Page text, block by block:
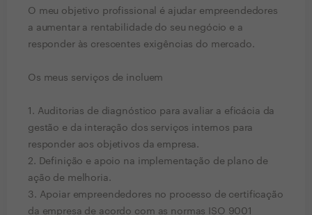
O meu objetivo profissional é ajudar empreendedores
a aumentar a rentabilidade do seu negócio e a
responder às crescentes exigências do mercado.
Os meus serviços de incluem
1. Auditorias de diagnóstico para avaliar a eficácia da
gestão e da interação dos serviços internos para
responder aos objetivos da empresa.
2. Definição e apoio na implementação de plano de
ação de melhoria.
3. Apoiar empreendedores no processo de certificação
da empresa de acordo com as normas ISO 9001